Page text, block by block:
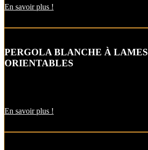
En savoir plus !
PERGOLA BLANCHE À LAMES
ORIENTABLES
En savoir plus !